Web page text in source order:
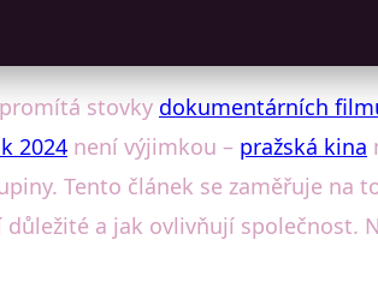
stovky dokumentárních
2024 není výjimkou – pražská kina
Tento článek se zaměřuje
a jak ovlivňují